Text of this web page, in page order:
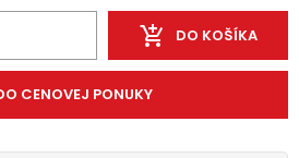
DO KOŠÍKA
CENOVEJ PONUKY